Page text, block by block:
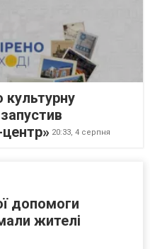
20:33, 4 серпня
допомоги
жителі